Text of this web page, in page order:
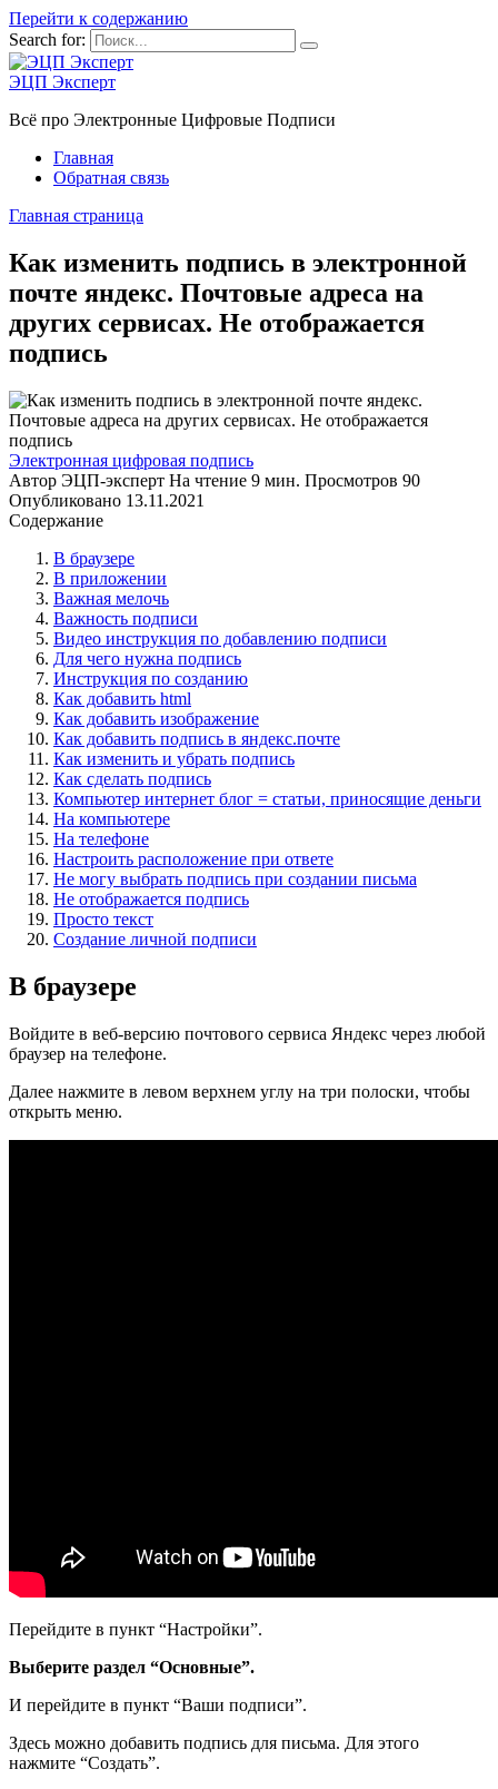
Перейти к содержанию
Search for:
ЭЦП Эксперт
Всё про Электронные Цифровые Подписи
Главная
Обратная связь
Главная страница
Как изменить подпись в электронной
почте яндекс. Почтовые адреса на
других сервисах. Не отображается
подпись
Электронная цифровая подпись
Автор ЭЦП-эксперт На чтение 9 мин. Просмотров 90
Опубликовано 13.11.2021
Содержание
В браузере
В приложении
Важная мелочь
Важность подписи
Видео инструкция по добавлению подписи
Для чего нужна подпись
Инструкция по созданию
Как добавить html
Как добавить изображение
Как добавить подпись в яндекс.почте
Как изменить и убрать подпись
Как сделать подпись
Компьютер интернет блог = статьи, приносящие деньги
На компьютере
На телефоне
Настроить расположение при ответе
Не могу выбрать подпись при создании письма
Не отображается подпись
Просто текст
Создание личной подписи
В браузере
Войдите в веб-версию почтового сервиса Яндекс через любой
браузер на телефоне.
Далее нажмите в левом верхнем углу на три полоски, чтобы
открыть меню.
Перейдите в пункт “Настройки”.
Выберите раздел “Основные”.
И перейдите в пункт “Ваши подписи”.
Здесь можно добавить подпись для письма. Для этого
нажмите “Создать”.